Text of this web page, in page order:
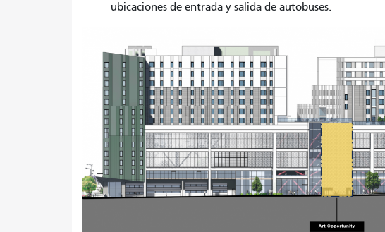
ubicaciones de entrada y salida de autobuses.